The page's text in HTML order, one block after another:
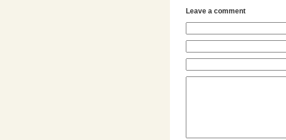
Leave a comment